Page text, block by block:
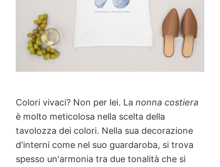
Colori vivaci? Non per lei. La nonna costiera
è molto meticolosa nella scelta della
tavolozza dei colori. Nella sua decorazione
d'interni come nel suo guardaroba, si trova
spesso un'armonia tra due tonalità che si